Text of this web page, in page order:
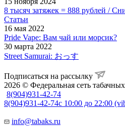
8 тысяч затяжек = 888 рублей /
Статьи
16 мая 2022
Pride Vape: Вам чай или морсик?
30 марта 2022
Street Samurai: おっす
Подписаться на рассылку
2026 © Федеральная сеть
8(904)931-42-74
8(904)931-42-74с 10:00 до 22:00
info@tabaks.ru